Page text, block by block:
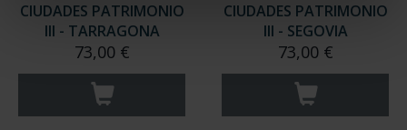
CIUDADES PATRIMONIO
III - TARRAGONA
73,00 €
CIUDADES PATRIMONIO
III - SEGOVIA
73,00 €